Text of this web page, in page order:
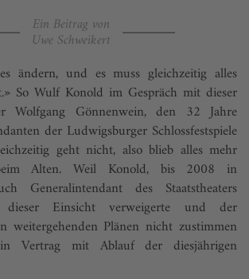
Ein Beitrag von
Uwe Schweikert
ändern, und es muss gleichzeitig alles
So Wulf Konold im Gespräch mit dieser
Wolfgang Gönnenwein, den 32 Jahre
der Ludwigsburger Schlossfestspiele
geht nicht, also blieb alles mehr
Alten. Weil Konold, bis 2008 in
Generalintendant des Staatstheaters
Einsicht verweigerte und der
weitergehenden Plänen nicht zustimmen
Vertrag mit Ablauf der diesjährigen